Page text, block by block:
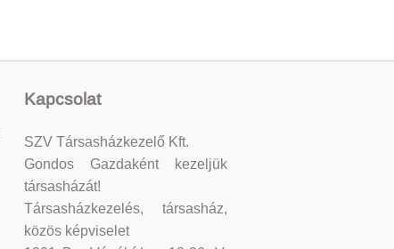
Kapcsolat
SZV Társasházkezelő Kft.
Gondos Gazdaként kezeljük
társasházát!
Társasházkezelés, társasház,
közös képviselet